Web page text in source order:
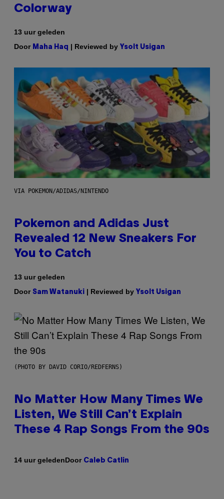
Colorway
13 uur geleden
Door Maha Haq | Reviewed by Ysolt Usigan
VIA POKEMON/ADIDAS/NINTENDO
Pokemon and Adidas Just
Revealed 12 New Sneakers For
You to Catch
13 uur geleden
Door Sam Watanuki | Reviewed by Ysolt Usigan
(PHOTO BY DAVID CORIO/REDFERNS)
No Matter How Many Times We
Listen, We Still Can’t Explain
These 4 Rap Songs From the 90s
14 uur geledenDoor Caleb Catlin